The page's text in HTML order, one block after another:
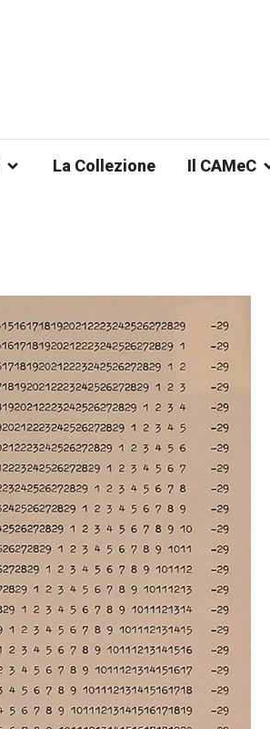
La Collezione Il CAMeC